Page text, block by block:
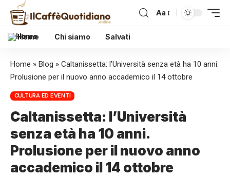
Aa
Home Chi siamo Salvati
Home » Blog » Caltanissetta: l’Università senza età ha 10 anni.
Prolusione per il nuovo anno accademico il 14 ottobre
CULTURA ED EVENTI
Caltanissetta: l’Università
senza età ha 10 anni.
Prolusione per il nuovo anno
accademico il 14 ottobre